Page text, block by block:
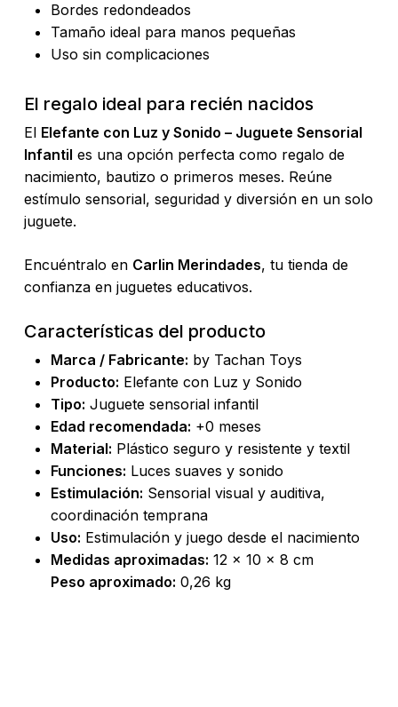
Bordes redondeados
Tamaño ideal para manos pequeñas
Uso sin complicaciones
El regalo ideal para recién nacidos
El Elefante con Luz y Sonido – Juguete Sensorial
Infantil es una opción perfecta como regalo de
nacimiento, bautizo o primeros meses. Reúne
estímulo sensorial, seguridad y diversión en un solo
juguete.
Encuéntralo en Carlin Merindades, tu tienda de
confianza en juguetes educativos.
Características del producto
Marca / Fabricante: by Tachan Toys
Producto: Elefante con Luz y Sonido
Tipo: Juguete sensorial infantil
Edad recomendada: +0 meses
Material: Plástico seguro y resistente y textil
Funciones: Luces suaves y sonido
Estimulación: Sensorial visual y auditiva,
coordinación temprana
Uso: Estimulación y juego desde el nacimiento
Medidas aproximadas: 12 × 10 × 8 cm
Peso aproximado: 0,26 kg